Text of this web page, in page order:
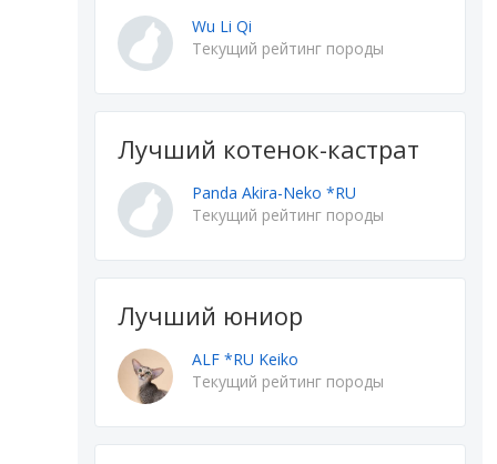
Wu Li Qi
Текущий рейтинг породы
Лучший котенок-кастрат
Panda Akira-Neko *RU
Текущий рейтинг породы
Лучший юниор
ALF *RU Keiko
Текущий рейтинг породы